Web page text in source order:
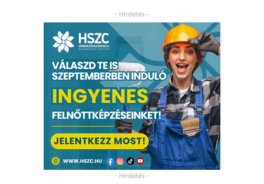
- Hirdetés -
- Hirdetés -